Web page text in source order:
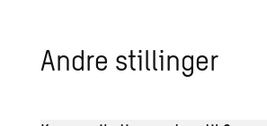
Andre stil­lin­ger